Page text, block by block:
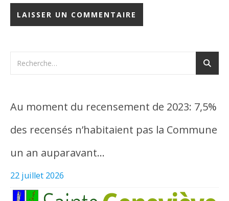
Au moment du recensement de 2023: 7,5%
des recensés n’habitaient pas la Commune
un an auparavant…
22 juillet 2026